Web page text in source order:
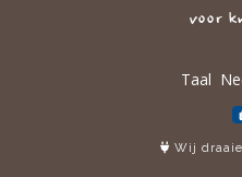
voor
Taal
Wij